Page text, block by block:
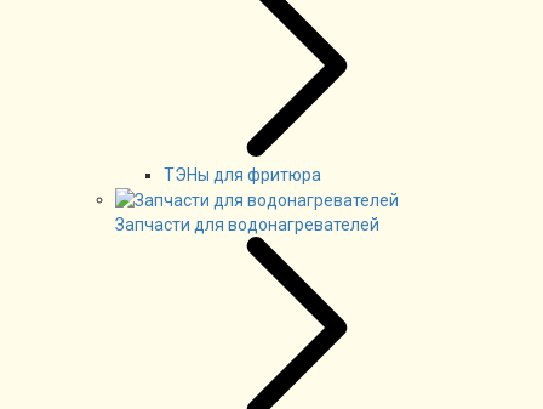
ТЭНы для фритюра
Запчасти для водонагревателей